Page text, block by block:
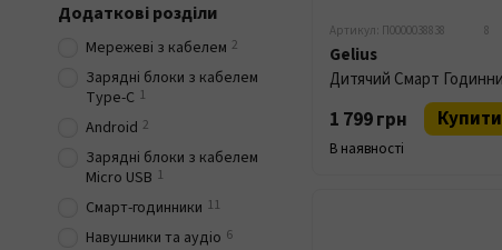
Артикул: П0000038838 8
Gelius
1 799 грн Купити
В наявності
Додаткові розділи
Мережеві з кабелем 2
Зарядні блоки з кабелем
Type-C 1
Android 2
Зарядні блоки з кабелем
Micro USB 1
Смарт-годинники 11
Навушники та аудіо 6